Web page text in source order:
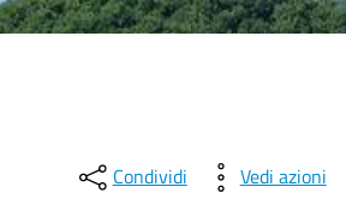
Condividi Vedi azioni